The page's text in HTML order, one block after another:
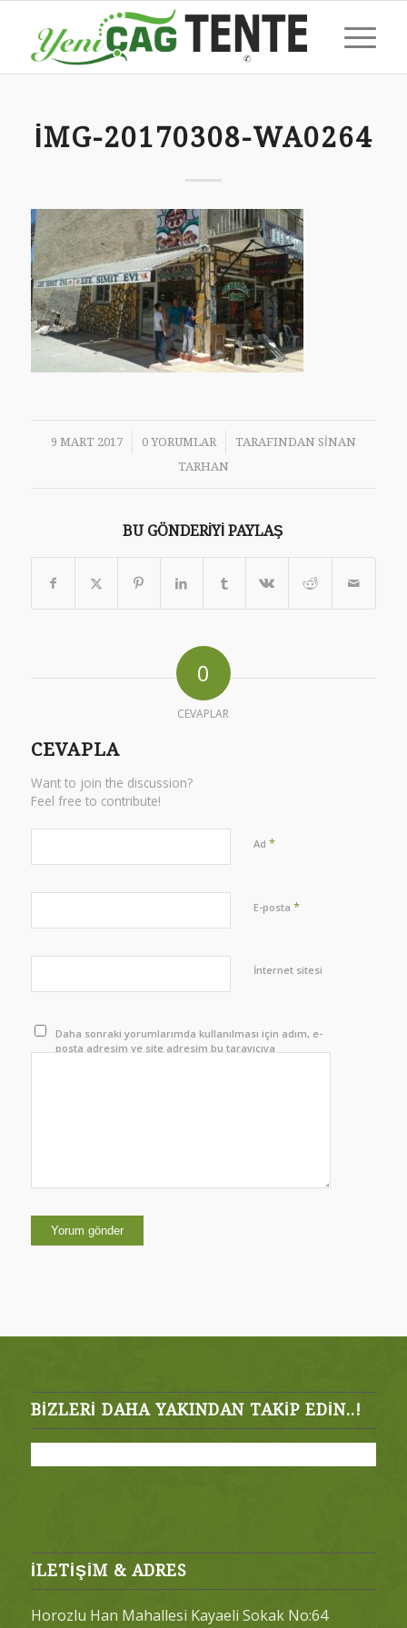
IMG-20170308-WA0264
9 MART 2017
/ 0 YORUMLAR
/ TARAFINDAN SINAN
TARHAN
BU GÖNDERIYI PAYLAŞ
0
CEVAPLAR
CEVAPLA
Want to join the discussion?
Feel free to contribute!
Ad *
E-posta *
İnternet sitesi
Daha sonraki yorumlarımda kullanılması için adım, e-
posta adresim ve site adresim bu tarayıcıya
BIZLERI DAHA YAKINDAN TAKIP EDIN..!
İLETİŞİM & ADRES
Horozlu Han Mahallesi Kayaeli Sokak No:64